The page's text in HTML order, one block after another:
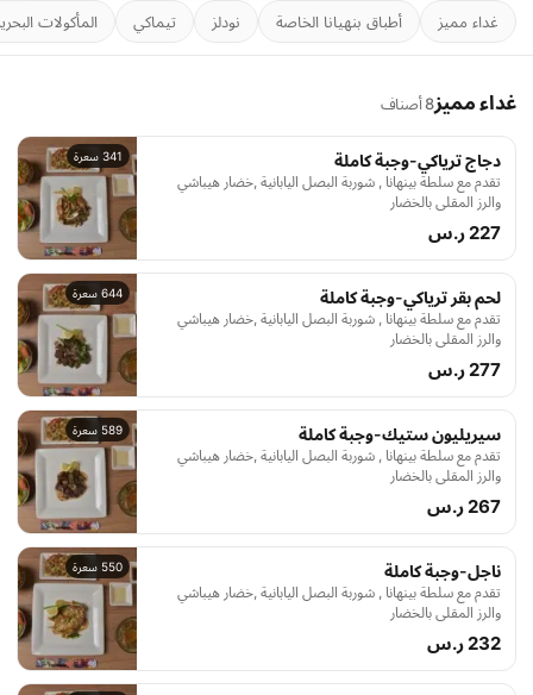
غداء مميز أطباق بنهيانا الخاصة نودلز تيماكي المأكولات
غداء مميز8 أصناف
341 سعرة دجاج ترياكي-وجبة كاملة
تقدم مع سلطة بينهانا , شوربة البصل اليابانية ,خضار هيباشي
والرز المقلي بالخضار
227 ر.س
644 سعرة لحم بقر ترياكي-وجبة كاملة
تقدم مع سلطة بينهانا , شوربة البصل اليابانية ,خضار هيباشي
والرز المقلي بالخضار
277 ر.س
589 سعرة سيريليون ستيك-وجبة كاملة
تقدم مع سلطة بينهانا , شوربة البصل اليابانية ,خضار هيباشي
والرز المقلي بالخضار
267 ر.س
550 سعرة ناجل-وجبة كاملة
تقدم مع سلطة بينهانا , شوربة البصل اليابانية ,خضار هيباشي
والرز المقلي بالخضار
232 ر.س